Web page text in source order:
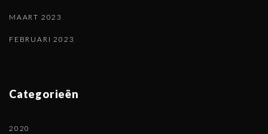
MAART 2023
FEBRUARI 2023
Categorieën
2020